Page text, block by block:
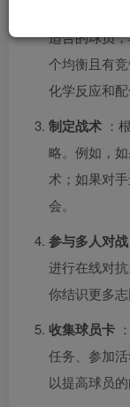
：
适合的球员
个均衡且有
化学反应和配
制定战术 ：
略。例如，
术；如果对
会。
参与多人对战
进行在线对
你结识更多志
收集球员卡
任务、参加
以提高球员的